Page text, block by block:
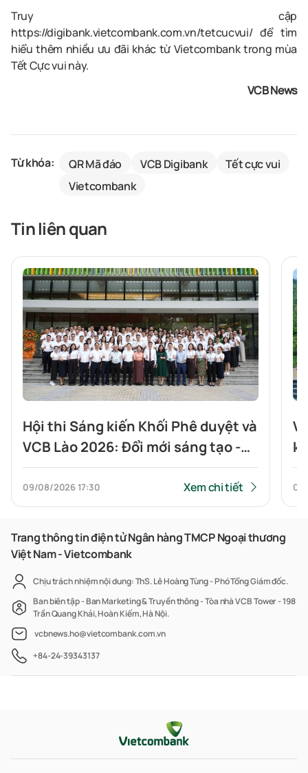
Truy cập
https://digibank.vietcombank.com.vn/tetcucvui/ để tìm
hiểu thêm nhiều ưu đãi khác từ Vietcombank trong mùa
Tết Cực vui này.
VCB News
Từ khóa: QR Mã đáo VCB Digibank
Tết cực vui
Vietcombank
Tin liên quan
Hội thi Sáng kiến Khối Phê duyệt và
VCB Lào 2026: Đổi mới sáng tạo -
Vững bước tương lai
09/08/2026 17:30 Xem chi tiết
Trang thông tin điện tử Ngân hàng TMCP Ngoại thương
Việt Nam - Vietcombank
Chịu trách nhiệm nội dung: ThS. Lê Hoàng Tùng - Phó Tổng Giám đốc.
Ban biên tập - Ban Marketing & Truyền thông - Tòa nhà VCB Tower - 198
Trần Quang Khải, Hoàn Kiếm, Hà Nội.
vcbnews.ho@vietcombank.com.vn
+84-24-39343137